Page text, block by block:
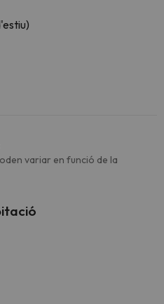
variar en funció de la